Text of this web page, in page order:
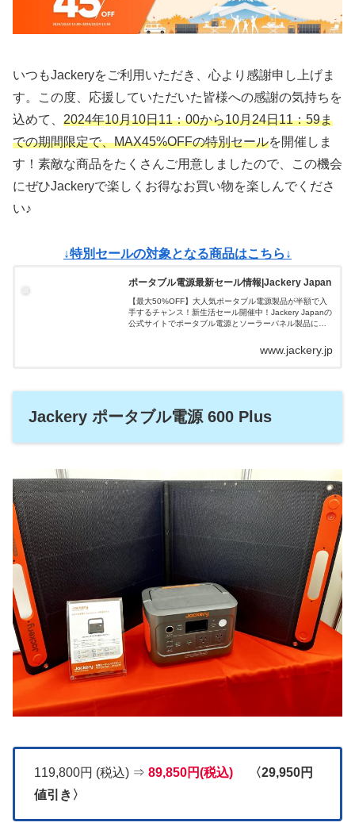
いつもJackeryをご利用いただき、心より感謝申し上げま
す。この度、応援していただいた皆様への感謝の気持ちを
込めて、 2024年10月10日11：00から10月24日11：59ま
での期間限定で、MAX45%OFFの特別セールを開催しま
す！素敵な商品をたくさんご用意しましたので、この機会
にぜひJackeryで楽しくお得なお買い物を楽しんでくださ
い♪
↓特別セールの対象となる商品はこちら↓
ポータブル電源最新セール情報|Jackery Japan
【最大50%OFF】大人気ポータブル電源製品が半額で入
手するチャンス！新生活セール開催中！Jackery Japanの
公式サイトでポータブル電源とソーラーパネル製品に対
www.jackery.jp
Jackery ポータブル電源 600 Plus
119,800円 (税込) ⇒ 89,850円(税込)
〈29,950円
値引き〉